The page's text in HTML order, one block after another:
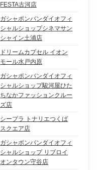
FESTA古河店
ガシャポンバンダイオフィ
シャルショップシネマサン
シャイン土浦店
ドリームカプセル イオン
モール水戸内原
ガシャポンバンダイオフィ
シャルショップ駿河屋ひた
ちなかファッションクルー
ズ店
シープラ トナリエつくば
スクエア店
ガシャポンバンダイオフィ
シャルショップ リブロイ
オンタウン守谷店